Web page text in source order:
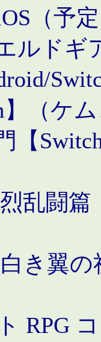
（予
ルドギ
】（ケ
【
乱闘篇
き翼
RPG